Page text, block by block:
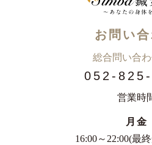
お問い
総合問い合わ
052-
営業時
月金
16:00～22:00(最